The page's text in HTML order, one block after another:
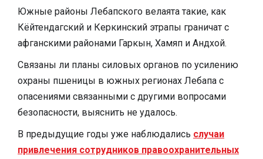
Южные районы Лебапского велаята такие, как
Кёйтендагский и Керкинский этрапы граничат с
афганскими районами Гаркын, Хамяп и Андхой.
Связаны ли планы силовых органов по усилению
охраны пшеницы в южных регионах Лебапа с
опасениями связанными с другими вопросами
безопасности, выяснить не удалось.
В предыдущие годы уже наблюдались случаи
привлечения сотрудников правоохранительных